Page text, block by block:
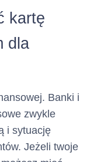
kartę
dla
Banki i
zwykle
i sytuację
Jeżeli twoje